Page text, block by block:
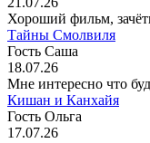
Хороший фильм,
Тайны Смолвиля
Гость Саша
18.07.26
Мне интересно что
Кишан и Канхайя
Гость Ольга
17.07.26